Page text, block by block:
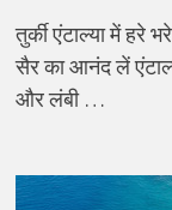
तुर्की एंटाल्या में
सैर का आनंद लें
और लंबी …